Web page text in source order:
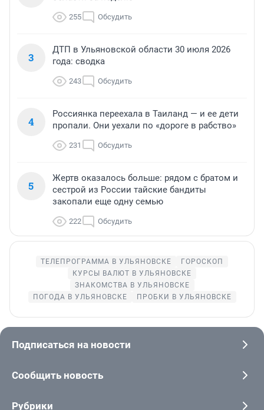
255 Обсудить
3
ДТП в Ульяновской области 30 июля 2026
года: сводка
243 Обсудить
4
Россиянка переехала в Таиланд — и ее дети
пропали. Они уехали по «дороге в рабство»
231 Обсудить
5
Жертв оказалось больше: рядом с братом и
сестрой из России тайские бандиты
закопали еще одну семью
222 Обсудить
ТЕЛЕПРОГРАММА В УЛЬЯНОВСКЕ
ГОРОСКОП
КУРСЫ ВАЛЮТ В УЛЬЯНОВСКЕ
ЗНАКОМСТВА В УЛЬЯНОВСКЕ
ПОГОДА В УЛЬЯНОВСКЕ
ПРОБКИ В УЛЬЯНОВСКЕ
Подписаться на новости
Сообщить новость
Рубрики